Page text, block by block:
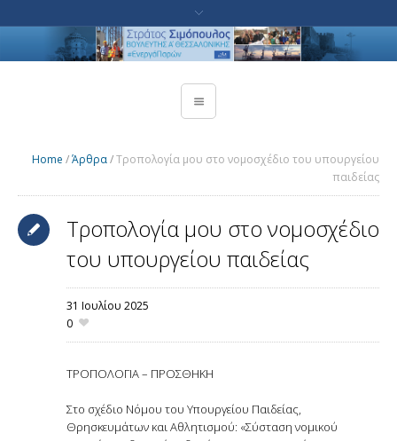
Home /Άρθρα/Τροπολογία μου στο νομοσχέδιο του υπουργείου
παιδείας
Τροπολογία μου στο νομοσχέδιο
του υπουργείου παιδείας
31 Ιουλίου 2025
0
ΤΡΟΠΟΛΟΓΙΑ – ΠΡΟΣΘΗΚΗ
Στο σχέδιο Νόμου του Υπουργείου Παιδείας,
Θρησκευμάτων και Αθλητισμού: «Σύσταση νομικού